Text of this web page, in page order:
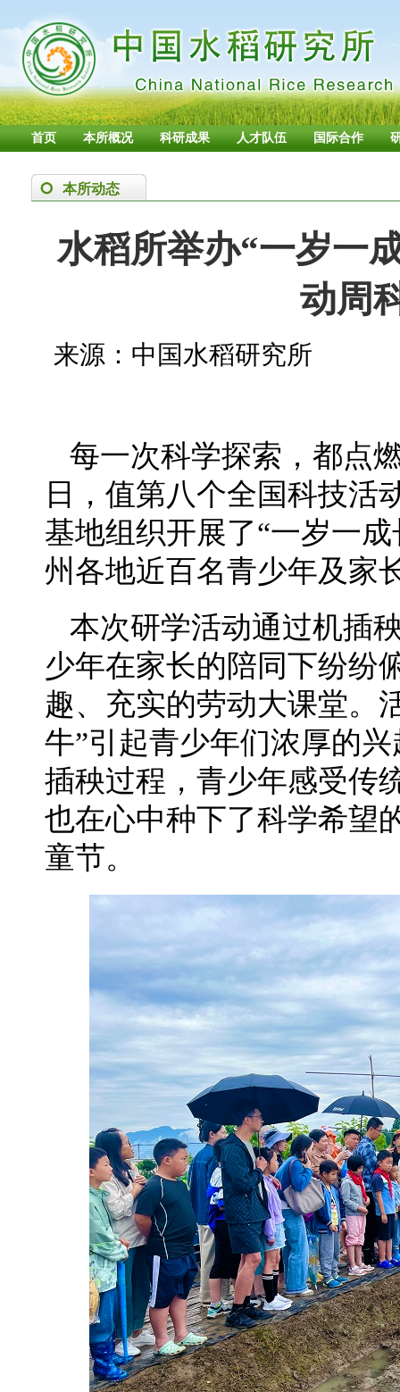
首页 本所概况 科研成果 人才队伍 国际合作
本所动态
水稻所举办“一岁一
动周
来源：中国水稻研究所
每一次科学探索，都点
日，值第八个全国科技活
基地组织开展了“一岁一
州各地近百名青少年及家
本次研学活动通过机插
少年在家长的陪同下纷纷
趣、充实的劳动大课堂。
牛”引起青少年们浓厚的
插秧过程，青少年感受传
也在心中种下了科学希望
童节。